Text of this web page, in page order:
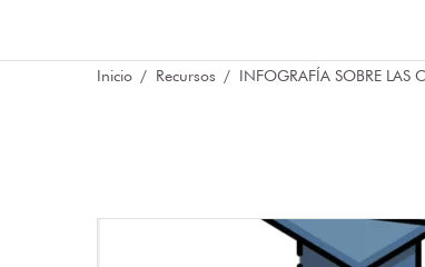
Inicio Recursos INFOGRAFÍA SOBRE LAS